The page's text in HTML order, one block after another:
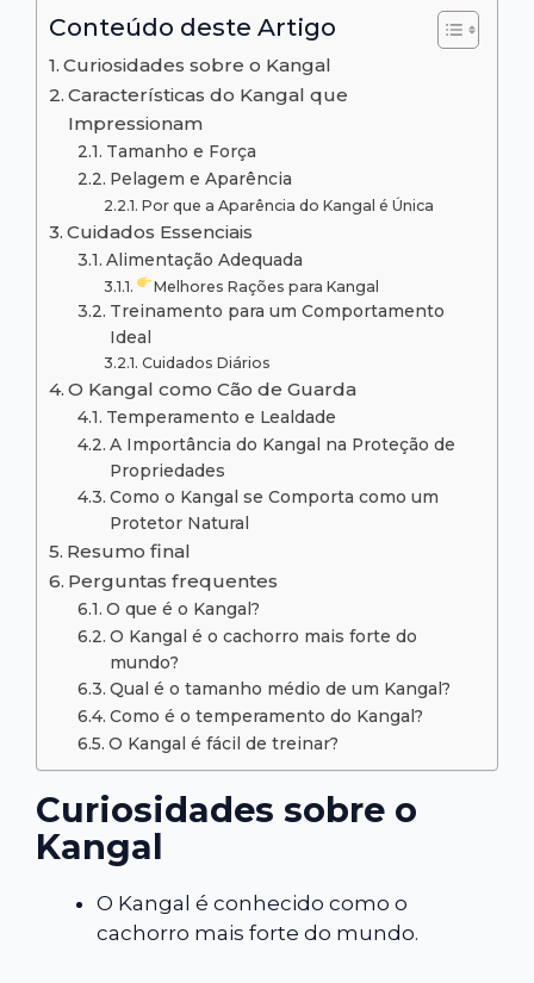
Conteúdo deste Artigo
Curiosidades sobre o Kangal
Características do Kangal que
Impressionam
Tamanho e Força
Pelagem e Aparência
Por que a Aparência do Kangal é Única
Cuidados Essenciais
Alimentação Adequada
Melhores Rações para Kangal
Treinamento para um Comportamento
Ideal
Cuidados Diários
O Kangal como Cão de Guarda
Temperamento e Lealdade
A Importância do Kangal na Proteção de
Propriedades
Como o Kangal se Comporta como um
Protetor Natural
Resumo final
Perguntas frequentes
O que é o Kangal?
O Kangal é o cachorro mais forte do
mundo?
Qual é o tamanho médio de um Kangal?
Como é o temperamento do Kangal?
O Kangal é fácil de treinar?
Curiosidades sobre o
Kangal
O Kangal é conhecido como o
cachorro mais forte do mundo.